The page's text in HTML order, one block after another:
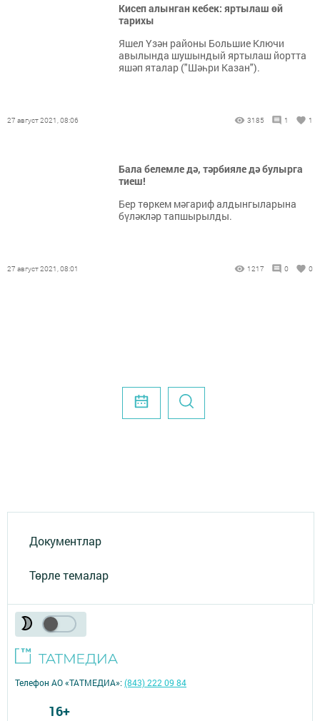
Кисеп алынган кебек: яртылаш өй
тарихы
Яшел Үзән районы Большие Ключи
авылында шушындый яртылаш йортта
яшәп яталар ("Шәһри Казан").
27 август 2021, 08:06 3185 1 1
Бала белемле дә, тәрбияле дә булырга
тиеш!
Бер төркем мәгариф алдынгыларына
бүләкләр тапшырылды.
27 август 2021, 08:01 1217 0 0
Документлар
Төрле темалар
Телефон АО «ТАТМЕДИА»:(843) 222 09 84
16+